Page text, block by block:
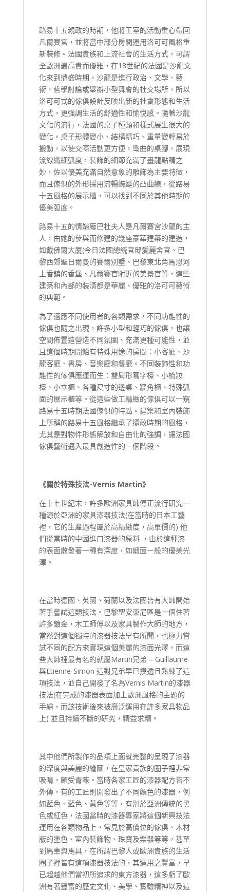
路易十五親政的時期，他將王室的活動重心帶回
凡爾賽宮，並將當中部分房間運用洛可可風格重
新裝修。法國貴族和上流社會的生活方式，可謂
全歐洲最高貴而優雅，在18世紀的法國是沙龍文
化來到鼎盛時期，沙龍是進行政治、文學、藝
術、哲學討論或舉辦小型舞會的社交場所，所以
洛可可式的傢俱設計反映出新的社會形態和生活
方式，更強調生活的舒適性和愉悅感。隨著沙龍
文化的流行，法國的桌子種類和樣式展生很大的
變化。桌子形體變小、結構精巧、重量變輕易於
搬動，以使交際活動更方便，彎曲的桌腳，展現
流線纖細弧度，裝飾的細節充滿了畫龍點睛之
妙，佐以優美充滿自然意象的雕飾為主要特徵，
而且傢俱的外形採用流暢蜿蜒的凸曲線，從路易
十五風格的展示櫃，可以找到不同於其他時期的
優美弧度。
路易十五的情婦龐巴杜夫人是凡爾賽宮沙龍的主
人，由她的參與而修建的幾座豪華建築的建造，
如戴佛爾大廈(今日法國總統官邸愛麗舍官、巴
黎西郊聖日爾曼的賽爾別墅、巴黎東北角馬恩河
上香鎮的香堡、凡爾賽官附近的美景官等，這些
建築和內部的裝潢都是華麗、優雅的洛可可藝術
的典範。
為了適應不同使用者的各類需求，不同功能性的
傢俱也隨之出現，許多小型和輕巧的傢俱，也讓
空間佈置造營造不同氛圍、充滿更種可能性，並
且這個時期開始有特殊用途的房間：小客廳、沙
龍客廳、書房、音樂廳和餐廳。不同裝飾性和功
能性的傢俱應運而生：雙肩形寫字檯、小梳妝
檯、小立櫃、各種尺寸的邊桌、牆角櫃、特殊弧
面的展示櫃等。從這些做工精緻的傢俱可以一窺
路易十五時期法國傢俱的特點。建築和室內裝飾
上所稱的路易十五風格繼承了攝政時期的風格，
尤其是對物件形態解放和自由化的強調，讓法國
傢俱藝術邁入最具創造性的一個階段。
《關於特殊技法-Vernis Martin》
在十七世紀末，許多歐洲家具師傅正流行研究一
種源於亞洲的家具漆器技法(在當時的日本工藝
裡，它的生產過程屬於高精緻度，高單價的) 他
們從當時的中國進口漆器的原料 ，由於這種漆
的表面散發著一種有深度，如緞面ㄧ般的優美光
澤。
在當時德國、英國、荷蘭以及法國皆有大師開始
著手嘗試這類技法。巴黎聖安東尼區是一個住著
許多鍍金，木工師傅以及家具製作大師的地方，
當然對這個獨特的漆器技法早有所聞，也極力嘗
試不同的配方來實現這個美麗的漆面光澤，而這
些大師裡最有名的就屬Martin兄弟 – Guillaume
與Etienne-Simon 這對兄弟早已摸透且熟練了這
項技法，並自己開發了名為Vernis Martin的漆器
技法(在完成的漆器表面加上歐洲風格的主題的
手繪，而該技術後來被廣泛運用在許多家具物品
上) 並且持續不斷的研究，精益求精。
其中他們所製作的品項上面就完整的呈現了漆器
的深度與美麗的繪圖，在皇家貴族的圈子裡非常
吸晴，頗受青睞。當時各家工匠的漆器配方皆不
外傳，有的工匠則開發出了不同顏色的漆器，例
如藍色、藍色、黃色等等，有別於亞洲傳統的黑
色或紅色，法國當時的漆器專家將這個新興技法
運用在各類物品上，常見於高價位的傢俱、木材
版的塗色、室內裝飾物、珠寶及樂器等等，甚至
到馬車與馬具，在所謂巴黎人或歐洲貴族的生活
圈子裡皆有這項漆器技法的，其運用之豐富，早
已超越他們當初所追求的東方漆器，這多虧了歐
洲有著豐富的歷史文化、美學、實驗精神以及這